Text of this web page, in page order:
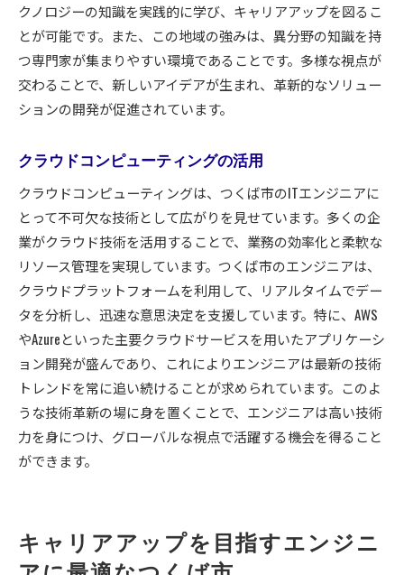
クノロジーの知識を実践的に学び、キャリアアップを図るこ
とが可能です。また、この地域の強みは、異分野の知識を持
つ専門家が集まりやすい環境であることです。多様な視点が
交わることで、新しいアイデアが生まれ、革新的なソリュー
ションの開発が促進されています。
クラウドコンピューティングの活用
クラウドコンピューティングは、つくば市のITエンジニアに
とって不可欠な技術として広がりを見せています。多くの企
業がクラウド技術を活用することで、業務の効率化と柔軟な
リソース管理を実現しています。つくば市のエンジニアは、
クラウドプラットフォームを利用して、リアルタイムでデー
タを分析し、迅速な意思決定を支援しています。特に、AWS
やAzureといった主要クラウドサービスを用いたアプリケーシ
ョン開発が盛んであり、これによりエンジニアは最新の技術
トレンドを常に追い続けることが求められています。このよ
うな技術革新の場に身を置くことで、エンジニアは高い技術
力を身につけ、グローバルな視点で活躍する機会を得ること
ができます。
キャリアアップを目指すエンジニ